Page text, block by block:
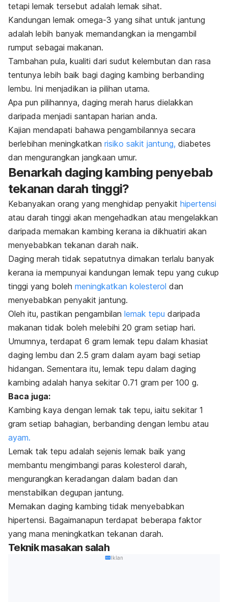
tetapi lemak tersebut adalah lemak sihat.
Kandungan lemak omega-3 yang sihat untuk jantung
adalah lebih banyak memandangkan ia mengambil
rumput sebagai makanan.
Tambahan pula, kualiti dari sudut kelembutan dan rasa
tentunya lebih baik bagi daging kambing berbanding
lembu. Ini menjadikan ia pilihan utama.
Apa pun pilihannya, daging merah harus dielakkan
daripada menjadi santapan harian anda.
Kajian mendapati bahawa pengambilannya secara
berlebihan meningkatkan risiko sakit jantung, diabetes
dan mengurangkan jangkaan umur.
Benarkah daging kambing penyebab
tekanan darah tinggi?
Kebanyakan orang yang menghidap penyakit hipertensi
atau darah tinggi akan mengehadkan atau mengelakkan
daripada memakan kambing kerana ia dikhuatiri akan
menyebabkan tekanan darah naik.
Daging merah tidak sepatutnya dimakan terlalu banyak
kerana ia mempunyai kandungan lemak tepu yang cukup
tinggi yang boleh meningkatkan kolesterol dan
menyebabkan penyakit jantung.
Oleh itu, pastikan pengambilan lemak tepu daripada
makanan tidak boleh melebihi 20 gram setiap hari.
Umumnya, terdapat 6 gram lemak tepu dalam khasiat
daging lembu dan 2.5 gram dalam ayam bagi setiap
hidangan. Sementara itu, lemak tepu dalam daging
kambing adalah hanya sekitar 0.71 gram per 100 g.
Baca juga:
Kambing kaya dengan lemak tak tepu, iaitu sekitar 1
gram setiap bahagian, berbanding dengan lembu atau
ayam.
Lemak tak tepu adalah sejenis lemak baik yang
membantu mengimbangi paras kolesterol darah,
mengurangkan keradangan dalam badan dan
menstabilkan degupan jantung.
Memakan daging kambing tidak menyebabkan
hipertensi. Bagaimanapun terdapat beberapa faktor
yang mana meningkatkan tekanan darah.
Teknik masakan salah
Iklan